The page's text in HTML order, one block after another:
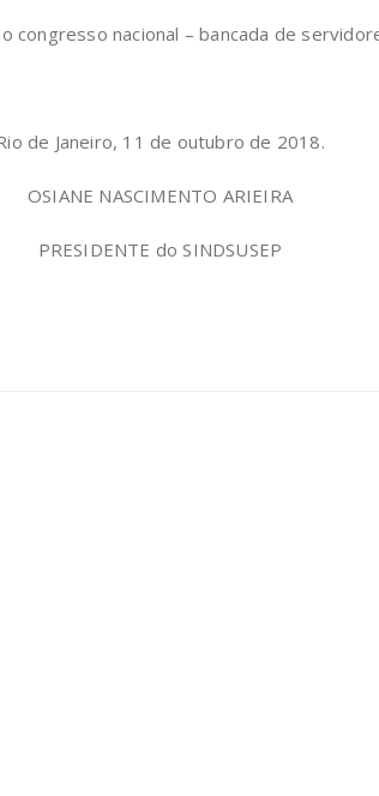
congresso nacional – bancada de
de Janeiro, 11 de outubro de 2018.
OSIANE NASCIMENTO ARIEIRA
PRESIDENTE do SINDSUSEP